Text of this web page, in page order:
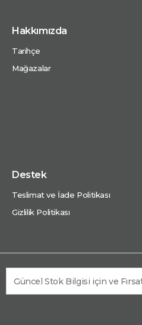
Hakkımızda
Tarihçe
Mağazalar
Destek
Teslimat ve İade Politikası
Gizlilik Politikası